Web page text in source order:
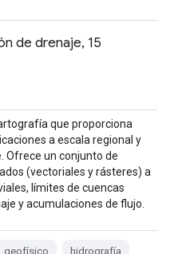
de drenaje, 15
que proporciona
a escala regional y
Ofrece un conjunto de
(vectoriales y rásteres) a
límites de cuencas
y acumulaciones de flujo.
geofísico hidrografía